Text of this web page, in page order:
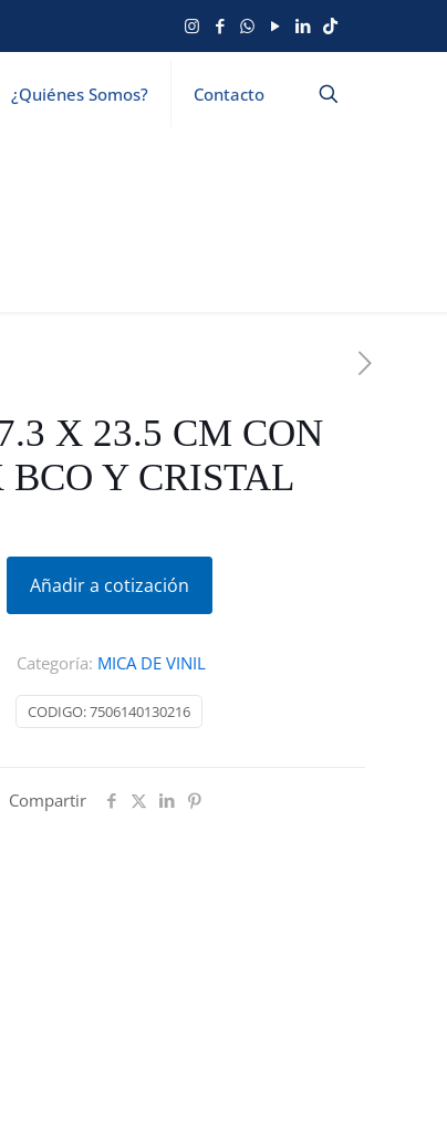
¿Quiénes Somos? Contacto
X 23.5 CM CON
BCO Y CRISTAL
Añadir a cotización
CODIGO:7506140130216
Categoría: MICA DE VINIL
Compartir